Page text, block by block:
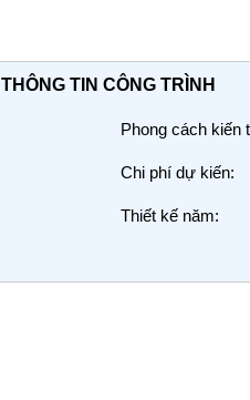
THÔNG TIN CÔNG TRÌNH
Phong cách kiến
Chi phí dự kiến:
Thiết kế năm: